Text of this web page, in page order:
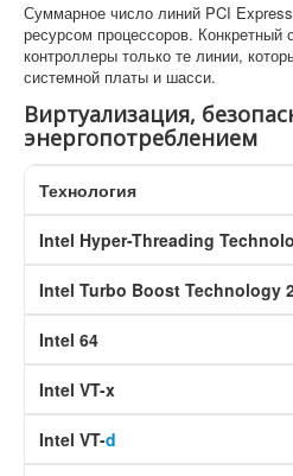
Суммарное число линий PCI
ресурсом процессоров. Конкретный
контроллеры только те линии,
системной платы и шасси.
Виртуализация,
энергопотреблением
Технология
Intel Hyper-Threading
Intel Turbo Boost Technology
Intel 64
Intel VT-x
Intel VT-d